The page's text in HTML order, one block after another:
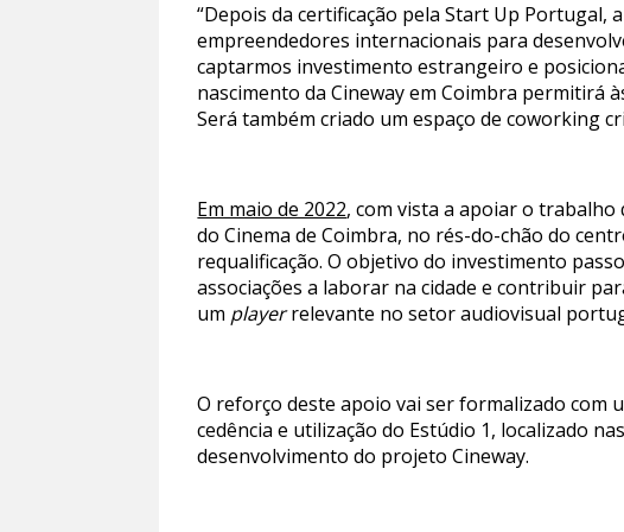
“Depois da certificação pela Start Up
empreendedores internacionais para
captarmos investimento estrangeiro e
nascimento da Cineway em Coimbra permitirá
Será também criado um espaço de coworking
Em maio de 2022, com vista a apoiar o trabalho
do Cinema de Coimbra, no rés-do-chão do
requalificação. O objetivo do investimento
associações a laborar na cidade e contribuir
um playerrelevante no setor audiovisual
O reforço deste apoio vai ser formalizado com
cedência e utilização do Estúdio 1, localizado
desenvolvimento do projeto Cineway.